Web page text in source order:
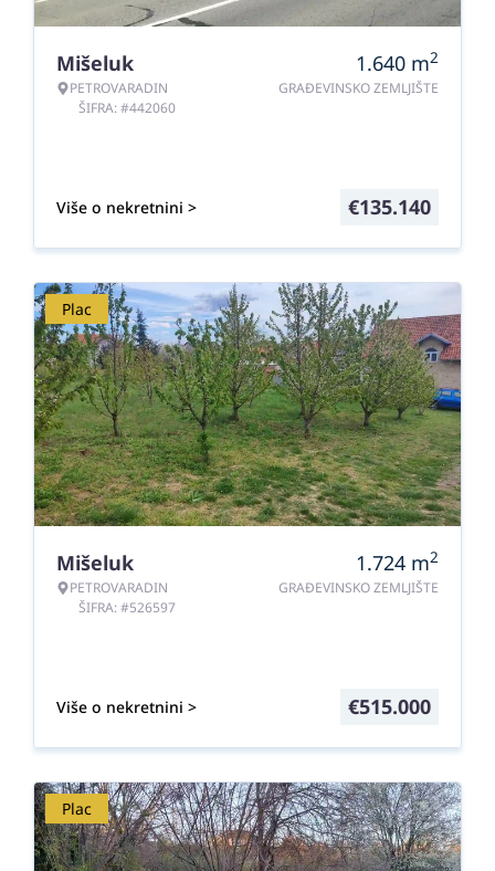
Mišeluk
PETROVARADIN
ŠIFRA: #442060
1.640 m2
GRAĐEVINSKO ZEMLJIŠTE
Više o nekretnini > €135.140
Plac
Mišeluk
PETROVARADIN
ŠIFRA: #526597
1.724 m2
GRAĐEVINSKO ZEMLJIŠTE
Više o nekretnini > €515.000
Plac